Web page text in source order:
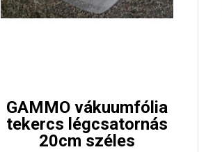
GAMMO vákuumfólia
tekercs légcsatornás
20cm széles